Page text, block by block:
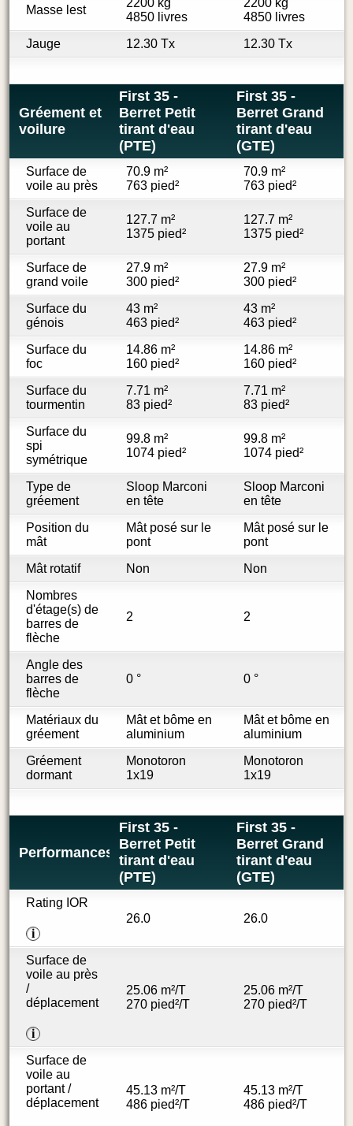
Masse lest
2200 kg
4850 livres
2200 kg
4850 livres
Jauge
12.30 Tx 12.30 Tx
Gréement et
voilure
First 35 -
Berret Petit
tirant d'eau
(PTE)
First 35 -
Berret Grand
tirant d'eau
(GTE)
Surface de
voile au près
70.9 m²
763 pied²
70.9 m²
763 pied²
Surface de
voile au
portant
127.7 m²
1375 pied²
127.7 m²
1375 pied²
Surface de
grand voile
27.9 m²
300 pied²
27.9 m²
300 pied²
Surface du
génois
43 m²
463 pied²
43 m²
463 pied²
Surface du
foc
14.86 m²
160 pied²
14.86 m²
160 pied²
Surface du
tourmentin
7.71 m²
83 pied²
7.71 m²
83 pied²
Surface du
spi
symétrique
99.8 m²
1074 pied²
99.8 m²
1074 pied²
Type de
gréement
Sloop Marconi
en tête
Sloop Marconi
en tête
Position du
mât
Mât posé sur le
pont
Mât posé sur le
pont
Mât rotatif
Non
Non
Nombres
d'étage(s) de
barres de
flèche
2 2
Angle des
barres de
flèche
0 ° 0 °
Matériaux du
gréement
Mât et bôme en
aluminium
Mât et bôme en
aluminium
Gréement
dormant
Monotoron
1x19
Monotoron
1x19
Performances
First 35 -
Berret Petit
tirant d'eau
(PTE)
First 35 -
Berret Grand
tirant d'eau
(GTE)
Rating IOR
i
26.0 26.0
Surface de
voile au près
/
déplacement
i
25.06 m²/T
270 pied²/T
25.06 m²/T
270 pied²/T
Surface de
voile au
portant /
déplacement
45.13 m²/T
486 pied²/T
45.13 m²/T
486 pied²/T